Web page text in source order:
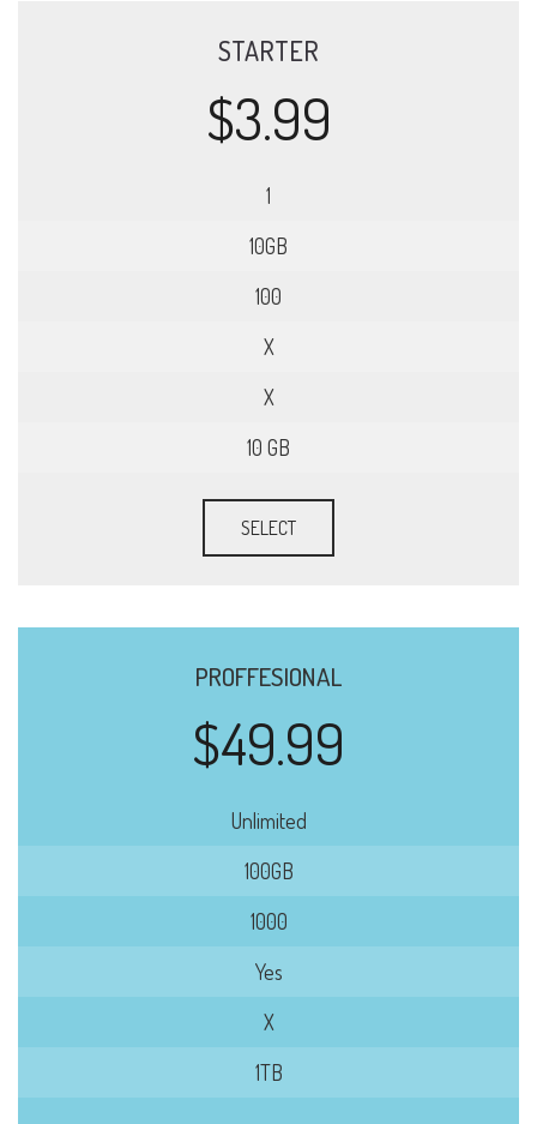
STARTER
$3.99
1
10GB
100
X
X
10 GB
SELECT
PROFFESIONAL
$49.99
Unlimited
100GB
1000
Yes
X
1TB